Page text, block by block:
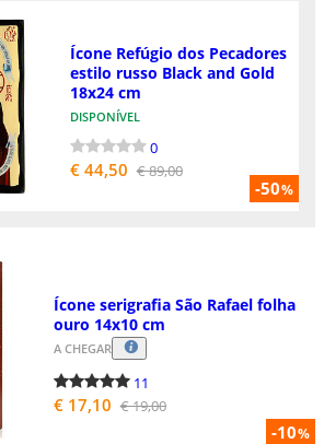
-50%
Ícone Refúgio dos Pecadores
estilo russo Black and Gold
18x24 cm
DISPONÍVEL
0
€ 44,50 € 89,00
-10%
Ícone serigrafia São Rafael folha
ouro 14x10 cm
A CHEGAR
11
€ 17,10 € 19,00